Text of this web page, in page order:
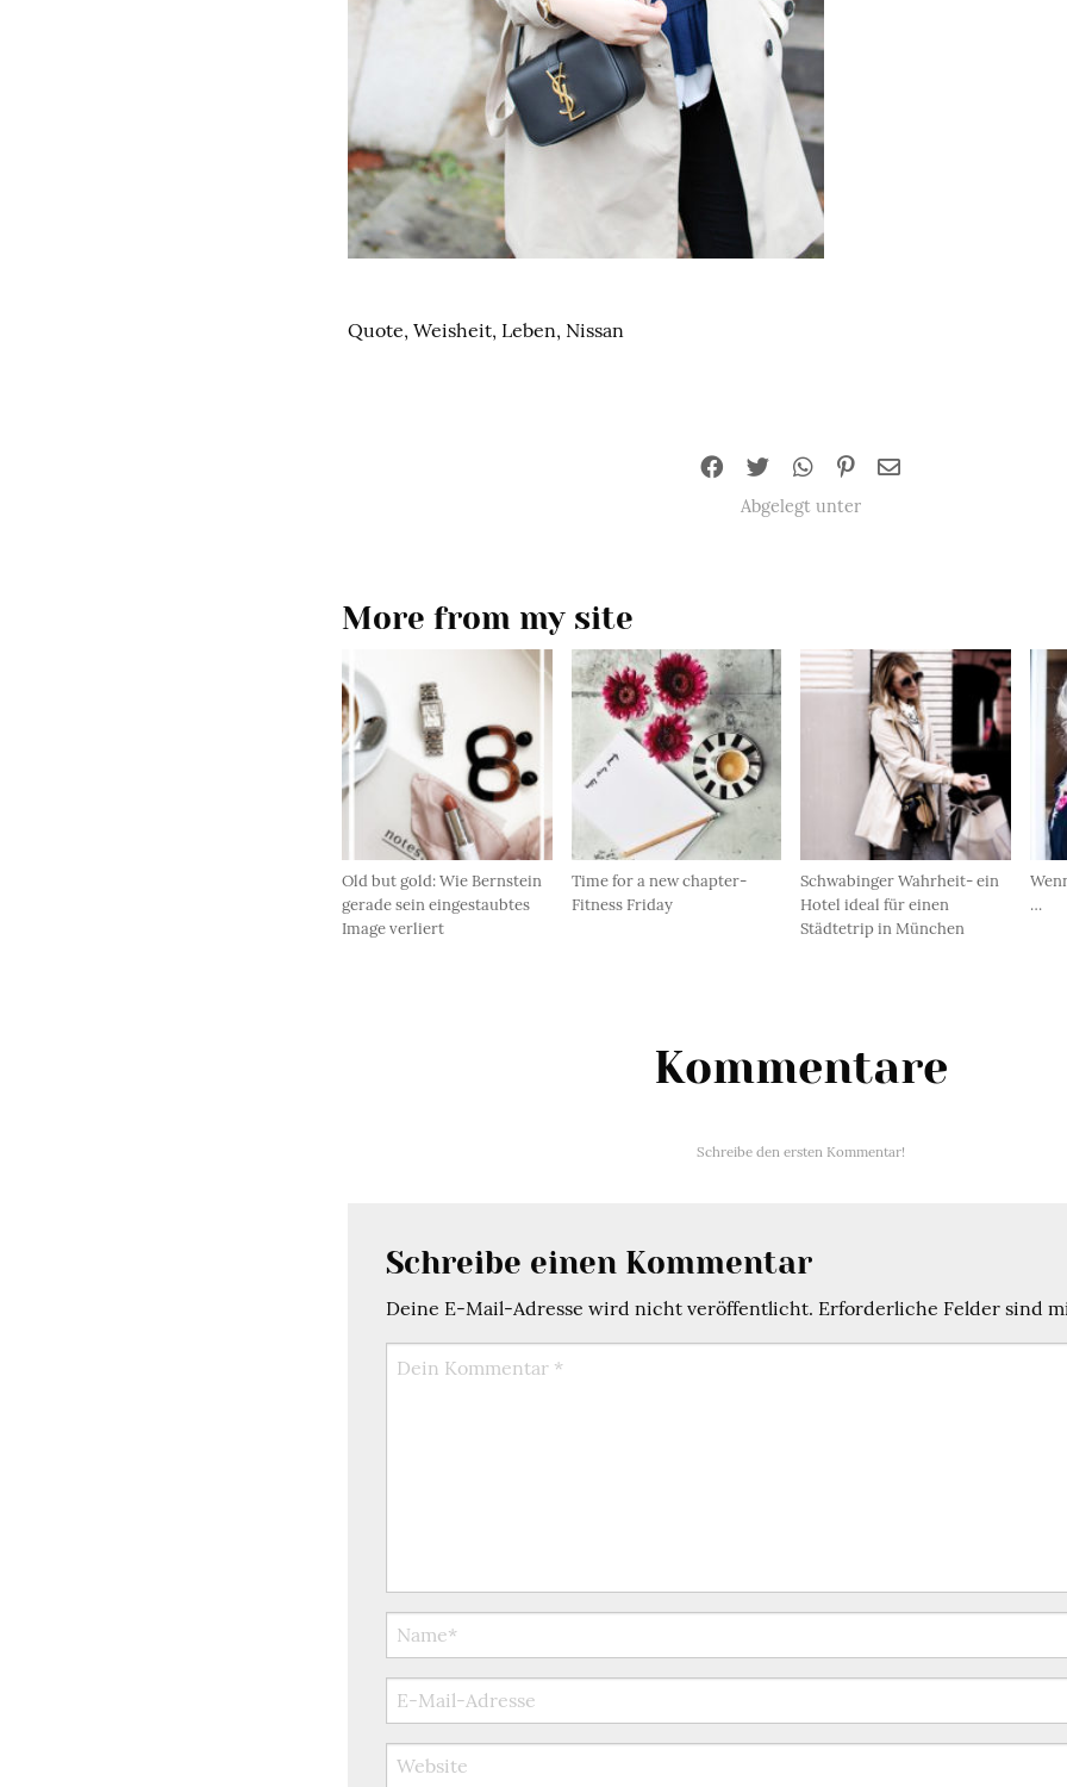
Quote, Weisheit, Leben, Nissan
Abgelegt unter
More from my site
Old but gold: Wie Bernstein
gerade sein eingestaubtes
Image verliert
Time for a new chapter-
Fitness Friday
Schwabinger Wahrheit- ein
Hotel ideal für einen
Städtetrip in München
…
Kommentare
Schreibe den ersten Kommentar!
Schreibe einen Kommentar
Deine E-Mail-Adresse wird nicht veröffentlicht. Erforderliche Felder sind